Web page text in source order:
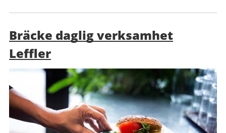
Bräcke daglig verksamhet
Leffler